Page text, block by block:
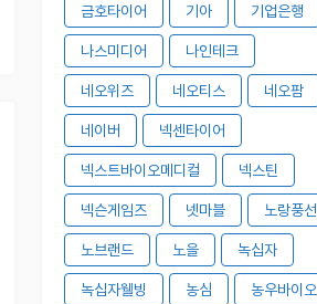
금호타이어 기아 기업은행
나스미디어 나인테크
네오위즈 네오티스 네오팜
네이버 넥센타이어
넥스트바이오메디컬 넥스틴
넥슨게임즈 넷마블 노랑풍선
노브랜드 노을 녹십자
녹십자웰빙 농심 농우바이오